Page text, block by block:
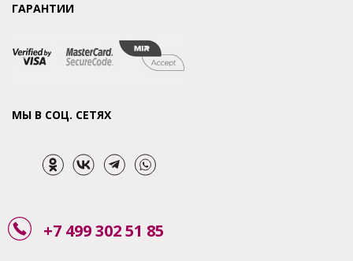
ГАРАНТИИ
МЫ В СОЦ. СЕТЯХ
+7 499 302 51 85